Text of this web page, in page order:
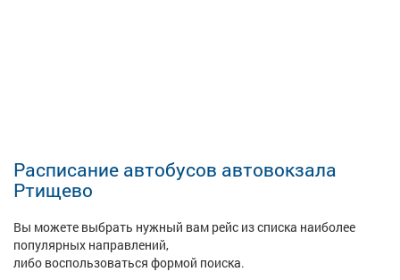
Расписание автобусов автовокзала
Ртищево
Вы можете выбрать нужный вам рейс из списка наиболее
популярных направлений,
либо воспользоваться формой поиска.